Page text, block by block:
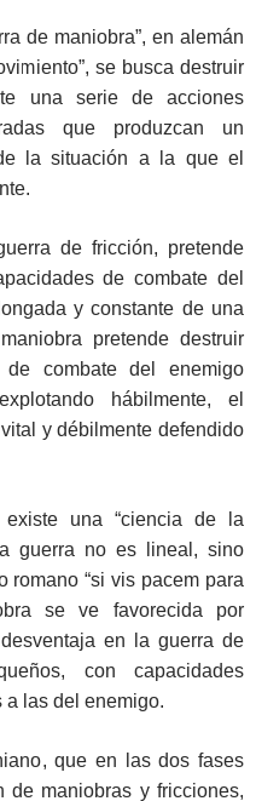
de maniobra”, en alemán
se busca destruir
una serie de acciones
que produzcan un
la situación a la que el
de fricción, pretende
de combate del
y constante de una
pretende destruir
de combate del enemigo
hábilmente, el
y débilmente defendido
una “ciencia de la
guerra no es lineal, sino
romano “si vis pacem para
se ve favorecida por
en la guerra de
con capacidades
a las del enemigo.
que en las dos fases
de maniobras y fricciones,